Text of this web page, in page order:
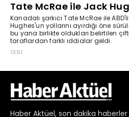
Haber Aktüel, son dakika haberler